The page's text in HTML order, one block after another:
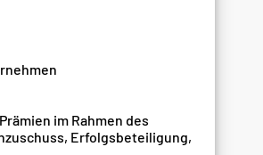
im Rahmen des
Erfolgsbeteiligung,